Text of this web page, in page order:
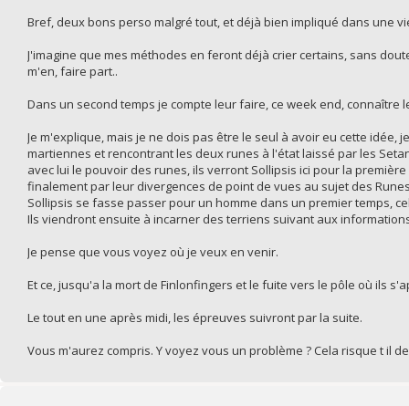
Bref, deux bons perso malgré tout, et déjà bien impliqué dans une
J'imagine que mes méthodes en feront déjà crier certains, sans
m'en, faire part..
Dans un second temps je compte leur faire, ce week end,
Je m'explique, mais je ne dois pas être le seul à avoir eu cette
martiennes et rencontrant les deux runes à l'état laissé par les
avec lui le pouvoir des runes, ils verront Sollipsis ici pour la
finalement par leur divergences de point de vues au sujet des
Sollipsis se fasse passer pour un homme dans un premier temps,
Ils viendront ensuite à incarner des terriens suivant aux
Je pense que vous voyez où je veux en venir.
Et ce, jusqu'a la mort de Finlonfingers et le fuite vers le pôle où ils
Le tout en une après midi, les épreuves suivront par la suite.
Vous m'aurez compris. Y voyez vous un problème ? Cela risque t il